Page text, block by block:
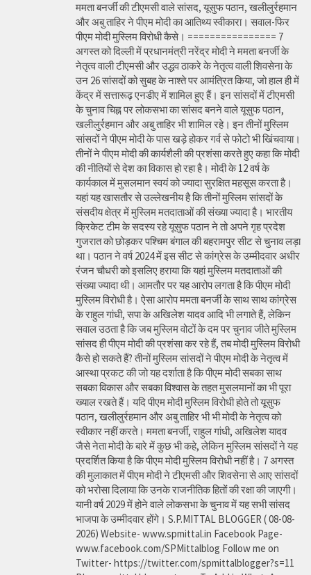
ममता बनर्जी की टीएमसी वाले सांसद, यूसुफ पठान, खलीलुर्रहमान
और अबु ताहिर ने पीएम मोदी का आतिथ्य स्वीकारा। सवाल-फिर
पीएम मोदी मुस्लिम विरोधी कैसे। ================ 7
अगस्त को दिल्ली में प्रधानमंत्री नरेंद्र मोदी ने ममता बनर्जी के
नेतृत्व वाली टीएमसी और उद्धव ठाकरे के नेतृत्व वाली शिवसेना के
उन 26 सांसदों को सुबह के नाश्ते पर आमंत्रित किया, जो हाल ही में
केंद्र में सत्तारूढ़ एनडीए में शामिल हुए हैं। इन सांसदों में टीएमसी
के चुनाव चिह्न पर लोकसभा का सांसद बनने वाले यूसुफ पठान,
खलीलुर्रहमान और अबु ताहिर भी शामिल रहे। इन तीनों मुस्लिम
सांसदों ने पीएम मोदी के पास खड़े होकर गर्व से फोटो भी खिंचवाया।
तीनों ने पीएम मोदी की कार्यशैली की प्रशंसा करते हुए कहा कि मोदी
की नीतियों से देश का विकास हो रहा है। मोदी के 12 वर्ष के
कार्यकाल में मुसलमान स्वयं को ज्यादा सुरक्षित महसूस करता है।
यहां यह खासतौर से उल्लेखनीय है कि तीनों मुस्लिम सांसदों के
संसदीय क्षेत्र में मुस्लिम मतदाताओं की संख्या ज्यादा है। भारतीय
क्रिकेट टीम के सदस्य रहे यूसुफ पठान ने तो अपने गृह प्रदेश
गुजरात को छोड़कर पश्चिम बंगाल की बहरामपुर सीट से चुनाव लड़ा
था। पठान ने वर्ष 2024 में इस सीट से कांग्रेस के उम्मीदवार अधीर
रंजन चौधरी को इसलिए हराया कि यहां मुस्लिम मतदाताओं की
संख्या ज्यादा थी। आमतौर पर यह आरोप लगता है कि पीएम मोदी
मुस्लिम विरोधी है। ऐसा आरोप ममता बनर्जी के साथ साथ कांग्रेस
के राहुल गांधी, सपा के अखिलेश यादव आदि भी लगाते हैं, लेकिन
सवाल उठता है कि जब मुस्लिम वोटों के दम पर चुनाव जीते मुस्लिम
सांसद ही पीएम मोदी की प्रशंसा कर रहे हैं, तब मोदी मुस्लिम विरोधी
कैसे हो सकते हैं? तीनों मुस्लिम सांसदों ने पीएम मोदी के नेतृत्व में
आस्था प्रकट की जो यह दर्शाता है कि पीएम मोदी सबका साथ
सबका विकास और सबका विश्वास के तहत मुसलमानों का भी पूरा
ख्याल रखते हैं। यदि पीएम मोदी मुस्लिम विरोधी होते तो यूसुफ
पठान, खलीलुर्रहमान और अबु ताहिर भी भी मोदी के नेतृत्व को
स्वीकार नहीं करते। ममता बनर्जी, राहुल गांधी, अखिलेश यादव
जैसे नेता मोदी के बारे में कुछ भी कहे, लेकिन मुस्लिम सांसदों ने यह
प्रदर्शित किया है कि पीएम मोदी मुस्लिम विरोधी नहीं है। 7 अगस्त
की मुलाकात में पीएम मोदी ने टीएमसी और शिवसेना से आए सांसदों
को भरोसा दिलाया कि उनके राजनीतिक हितों की रक्षा की जाएगी।
यानी वर्ष 2029 में होने वाले लोकसभा के चुनाव में यह सभी सांसद
भाजपा के उम्मीदवार होंगे। S.P.MITTAL BLOGGER ( 08-08-
2026) Website- www.spmittal.in Facebook Page-
www.facebook.com/SPMittalblog Follow me on
Twitter- https://twitter.com/spmittalblogger?s=11